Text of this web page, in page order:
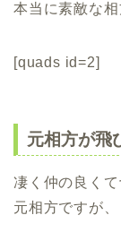
本当に素敵な相
[quads id=2]
元相方が飛
凄く仲の良く
元相方ですが、